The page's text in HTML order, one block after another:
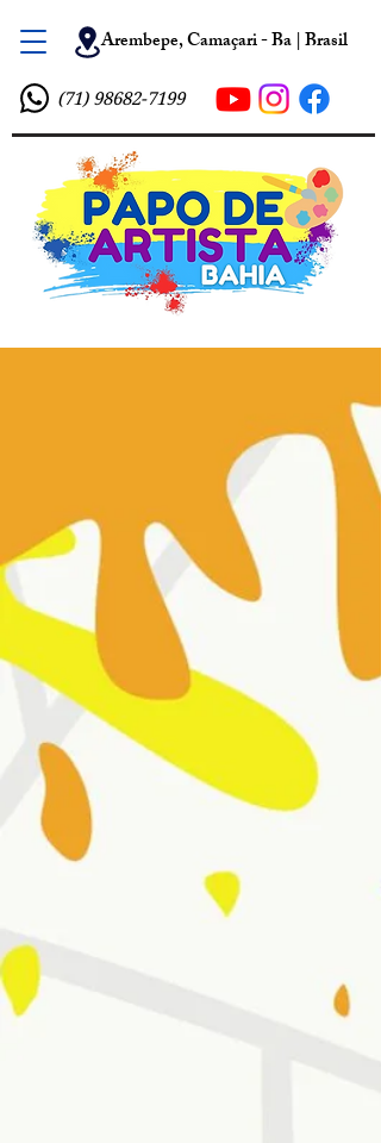
Arembepe, Camaçari - Ba | Brasil
(71) 98682-7199